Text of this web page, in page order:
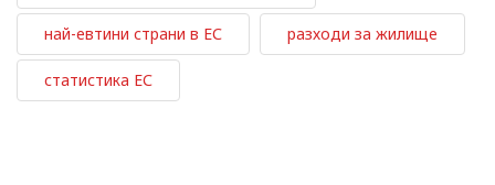
най-евтини страни в ЕС разходи за жилище
статистика ЕС